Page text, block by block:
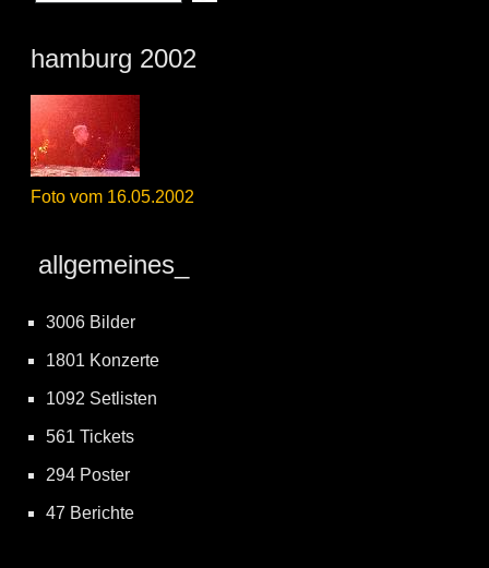
hamburg 2002
Foto vom 16.05.2002
allgemeines_
3006 Bilder
1801 Konzerte
1092 Setlisten
561 Tickets
294 Poster
47 Berichte